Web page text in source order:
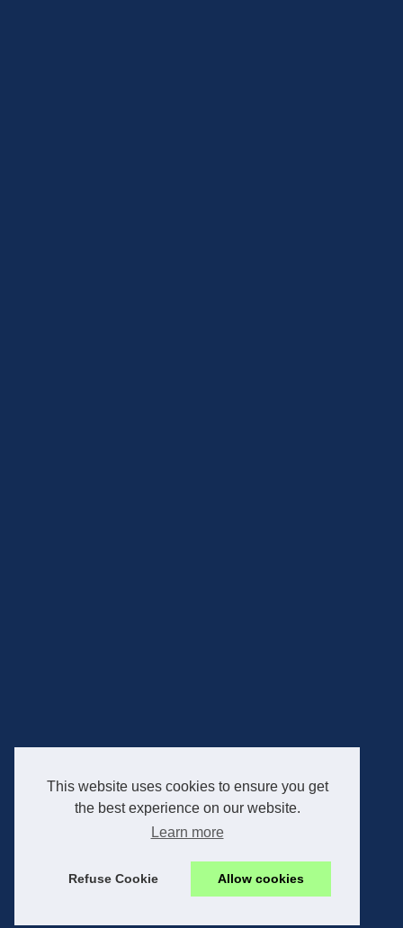
This website uses cookies to ensure you get
the best experience on our website.
Learn more
Refuse Cookie Allow cookies